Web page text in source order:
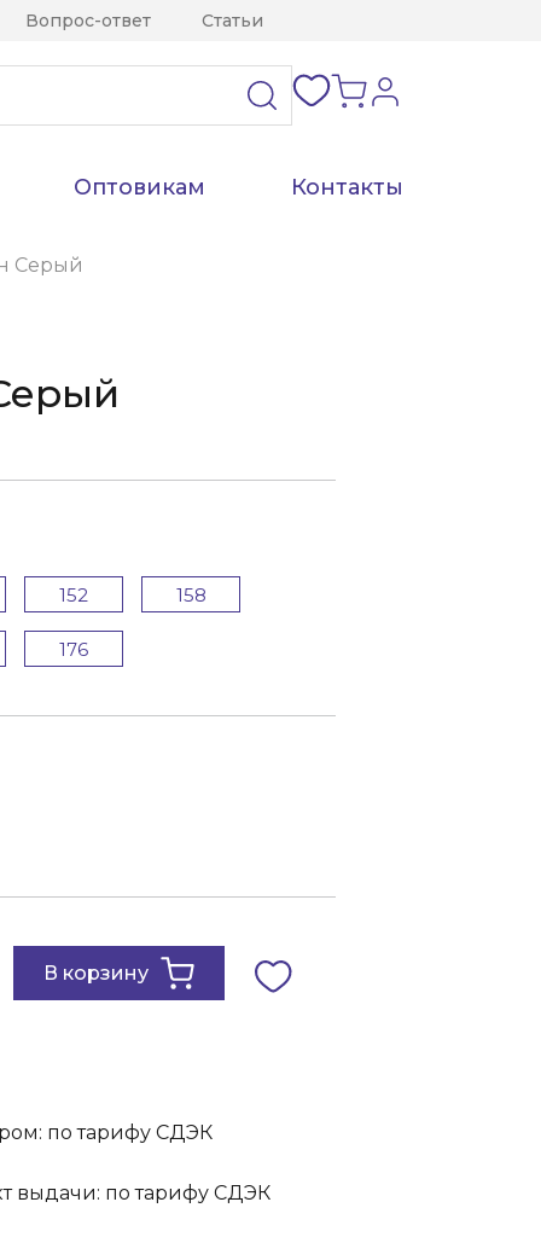
Вопрос-ответ Статьи
Оптовикам Контакты
Серый
152 158
176
по тарифу СДЭК
выдачи: по тарифу СДЭК